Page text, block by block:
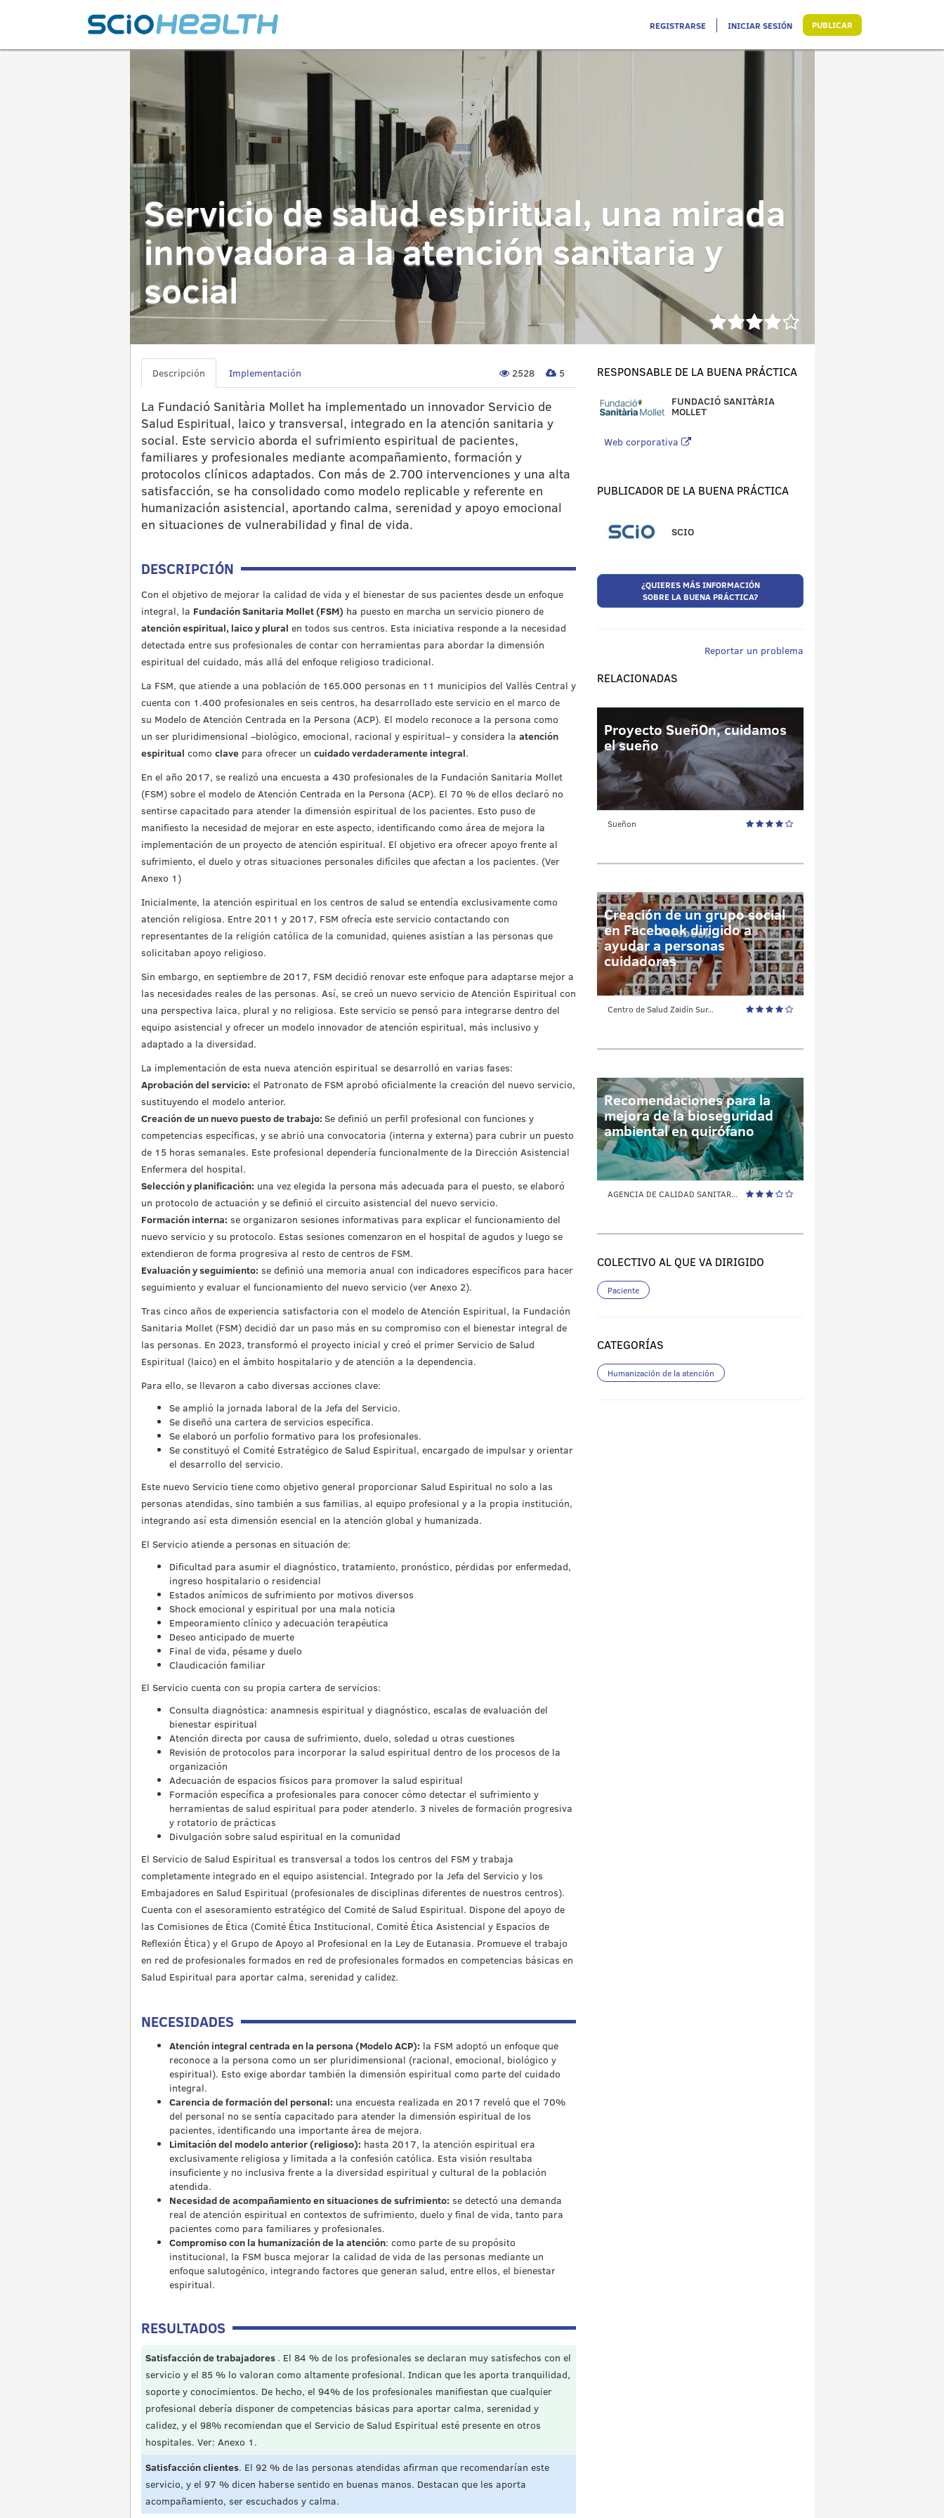
REGISTRARSE INICIAR SESIÓN PUBLICAR
Servicio de salud espiritual, una mirada
innovadora a la atención sanitaria y
social
Descripción Implementación 2528 5
La Fundació Sanitària Mollet ha implementado un innovador Servicio de
Salud Espiritual, laico y transversal, integrado en la atención sanitaria y
social. Este servicio aborda el sufrimiento espiritual de pacientes,
familiares y profesionales mediante acompañamiento, formación y
protocolos clínicos adaptados. Con más de 2.700 intervenciones y una alta
satisfacción, se ha consolidado como modelo replicable y referente en
humanización asistencial, aportando calma, serenidad y apoyo emocional
en situaciones de vulnerabilidad y final de vida.
DESCRIPCIÓN
Con el objetivo de mejorar la calidad de vida y el bienestar de sus pacientes desde un enfoque
integral, la Fundación Sanitaria Mollet (FSM) ha puesto en marcha un servicio pionero de
atención espiritual, laico y plural en todos sus centros. Esta iniciativa responde a la necesidad
detectada entre sus profesionales de contar con herramientas para abordar la dimensión
espiritual del cuidado, más allá del enfoque religioso tradicional.
La FSM, que atiende a una población de 165.000 personas en 11 municipios del Vallès Central y
cuenta con 1.400 profesionales en seis centros, ha desarrollado este servicio en el marco de
su Modelo de Atención Centrada en la Persona (ACP). El modelo reconoce a la persona como
un ser pluridimensional –biológico, emocional, racional y espiritual– y considera la atención
espiritual como clavepara ofrecer un cuidado verdaderamente integral.
En el año 2017, se realizó una encuesta a 430 profesionales de la Fundación Sanitaria Mollet
(FSM) sobre el modelo de Atención Centrada en la Persona (ACP). El 70 % de ellos declaró no
sentirse capacitado para atender la dimensión espiritual de los pacientes. Esto puso de
manifiesto la necesidad de mejorar en este aspecto, identificando como área de mejora la
implementación de un proyecto de atención espiritual. El objetivo era ofrecer apoyo frente al
sufrimiento, el duelo y otras situaciones personales difíciles que afectan a los pacientes. (Ver
Anexo 1)
Inicialmente, la atención espiritual en los centros de salud se entendía exclusivamente como
atención religiosa. Entre 2011 y 2017, FSM ofrecía este servicio contactando con
representantes de la religión católica de la comunidad, quienes asistían a las personas que
solicitaban apoyo religioso.
Sin embargo, en septiembre de 2017, FSM decidió renovar este enfoque para adaptarse mejor a
las necesidades reales de las personas. Así, se creó un nuevo servicio de Atención Espiritual con
una perspectiva laica, plural y no religiosa. Este servicio se pensó para integrarse dentro del
equipo asistencial y ofrecer un modelo innovador de atención espiritual, más inclusivo y
adaptado a la diversidad.
La implementación de esta nueva atención espiritual se desarrolló en varias fases:
Aprobación del servicio: el Patronato de FSM aprobó oficialmente la creación del nuevo servicio,
sustituyendo el modelo anterior.
Creación de un nuevo puesto de trabajo: Se definió un perfil profesional con funciones y
competencias específicas, y se abrió una convocatoria (interna y externa) para cubrir un puesto
de 15 horas semanales. Este profesional dependería funcionalmente de la Dirección Asistencial
Enfermera del hospital.
Selección y planificación: una vez elegida la persona más adecuada para el puesto, se elaboró
un protocolo de actuación y se definió el circuito asistencial del nuevo servicio.
Formación interna: se organizaron sesiones informativas para explicar el funcionamiento del
nuevo servicio y su protocolo. Estas sesiones comenzaron en el hospital de agudos y luego se
extendieron de forma progresiva al resto de centros de FSM.
Evaluación y seguimiento: se definió una memoria anual con indicadores específicos para hacer
seguimiento y evaluar el funcionamiento del nuevo servicio (ver Anexo 2).
Tras cinco años de experiencia satisfactoria con el modelo de Atención Espiritual, la Fundación
Sanitaria Mollet (FSM) decidió dar un paso más en su compromiso con el bienestar integral de
las personas. En 2023, transformó el proyecto inicial y creó el primer Servicio de Salud
Espiritual (laico) en el ámbito hospitalario y de atención a la dependencia.
Para ello, se llevaron a cabo diversas acciones clave:
Se amplió la jornada laboral de la Jefa del Servicio.
Se diseñó una cartera de servicios específica.
Se elaboró un porfolio formativo para los profesionales.
Se constituyó el Comité Estratégico de Salud Espiritual, encargado de impulsar y orientar
el desarrollo del servicio.
Este nuevo Servicio tiene como objetivo general proporcionar Salud Espiritual no solo a las
personas atendidas, sino también a sus familias, al equipo profesional y a la propia institución,
integrando así esta dimensión esencial en la atención global y humanizada.
El Servicio atiende a personas en situación de:
Dificultad para asumir el diagnóstico, tratamiento, pronóstico, pérdidas por enfermedad,
ingreso hospitalario o residencial
Estados anímicos de sufrimiento por motivos diversos
Shock emocional y espiritual por una mala noticia
Empeoramiento clínico y adecuación terapéutica
Deseo anticipado de muerte
Final de vida, pésame y duelo
Claudicación familiar
El Servicio cuenta con su propia cartera de servicios:
Consulta diagnóstica: anamnesis espiritual y diagnóstico, escalas de evaluación del
bienestar espiritual
Atención directa por causa de sufrimiento, duelo, soledad u otras cuestiones
Revisión de protocolos para incorporar la salud espiritual dentro de los procesos de la
organización
Adecuación de espacios físicos para promover la salud espiritual
Formación específica a profesionales para conocer cómo detectar el sufrimiento y
herramientas de salud espiritual para poder atenderlo. 3 niveles de formación progresiva
y rotatorio de prácticas
Divulgación sobre salud espiritual en la comunidad
El Servicio de Salud Espiritual es transversal a todos los centros del FSM y trabaja
completamente integrado en el equipo asistencial. Integrado por la Jefa del Servicio y los
Embajadores en Salud Espiritual (profesionales de disciplinas diferentes de nuestros centros).
Cuenta con el asesoramiento estratégico del Comité de Salud Espiritual. Dispone del apoyo de
las Comisiones de Ética (Comité Ética Institucional, Comité Ética Asistencial y Espacios de
Reflexión Ética) y el Grupo de Apoyo al Profesional en la Ley de Eutanasia. Promueve el trabajo
en red de profesionales formados en red de profesionales formados en competencias básicas en
Salud Espiritual para aportar calma, serenidad y calidez.
NECESIDADES
Atención integral centrada en la persona (Modelo ACP): la FSM adoptó un enfoque que
reconoce a la persona como un ser pluridimensional (racional, emocional, biológico y
espiritual). Esto exige abordar también la dimensión espiritual como parte del cuidado
integral.
Carencia de formación del personal: una encuesta realizada en 2017 reveló que el 70%
del personal no se sentía capacitado para atender la dimensión espiritual de los
pacientes, identificando una importante área de mejora.
Limitación del modelo anterior (religioso): hasta 2017, la atención espiritual era
exclusivamente religiosa y limitada a la confesión católica. Esta visión resultaba
insuficiente y no inclusiva frente a la diversidad espiritual y cultural de la población
atendida.
Necesidad de acompañamiento en situaciones de sufrimiento: se detectó una demanda
real de atención espiritual en contextos de sufrimiento, duelo y final de vida, tanto para
pacientes como para familiares y profesionales.
Compromiso con la humanización de la atención: como parte de su propósito
institucional, la FSM busca mejorar la calidad de vida de las personas mediante un
enfoque salutogénico, integrando factores que generan salud, entre ellos, el bienestar
espiritual.
RESULTADOS
Satisfacción de trabajadores . El 84 % de los profesionales se declaran muy satisfechos con el
servicio y el 85 % lo valoran como altamente profesional. Indican que les aporta tranquilidad,
soporte y conocimientos. De hecho, el 94% de los profesionales manifiestan que cualquier
profesional debería disponer de competencias básicas para aportar calma, serenidad y
calidez, y el 98% recomiendan que el Servicio de Salud Espiritual esté presente en otros
hospitales. Ver: Anexo 1.
Satisfacción clientes. El 92 % de las personas atendidas afirman que recomendarían este
servicio, y el 97 % dicen haberse sentido en buenas manos. Destacan que les aporta
acompañamiento, ser escuchados y calma.
RESPONSABLE DE LA BUENA PRÁCTICA
FUNDACIÓ SANITÀRIA
MOLLET
Web corporativa
PUBLICADOR DE LA BUENA PRÁCTICA
SCIO
¿QUIERES MÁS INFORMACIÓN
SOBRE LA BUENA PRÁCTICA?
Reportar un problema
RELACIONADAS
Proyecto SueñOn, cuidamos
el sueño
Sueñon
Creación de un grupo social
en Facebook dirigido a
ayudar a personas
cuidadoras
Centro de Salud Zaidín Sur...
Recomendaciones para la
mejora de la bioseguridad
ambiental en quirófano
AGENCIA DE CALIDAD SANITAR...
COLECTIVO AL QUE VA DIRIGIDO
Paciente
CATEGORÍAS
Humanización de la atención